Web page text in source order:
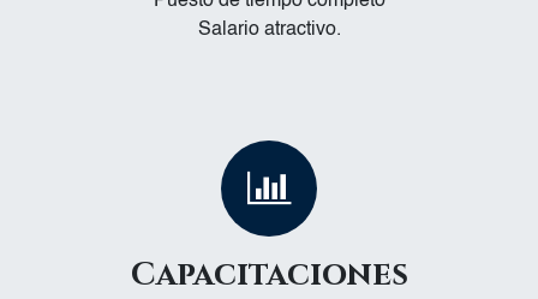
Salario atractivo.
Capacitaciones